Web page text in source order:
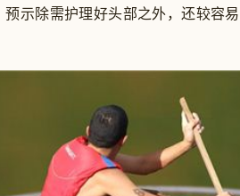
除需护理好头部之外，还较容易